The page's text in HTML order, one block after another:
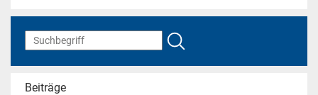
Beiträge